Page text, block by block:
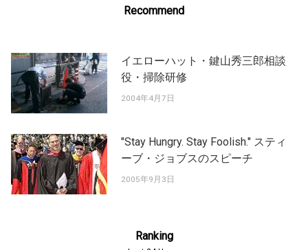
Recommend
イエローハット・鍵山秀三郎相談
役・掃除研修
2004年4月7日
"Stay Hungry. Stay Foolish." スティ
ーブ・ジョブスのスピーチ
2005年9月3日
Ranking